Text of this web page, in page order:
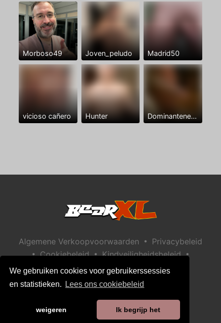
We gebruiken cookies voor gebruikerssessies
en statistieken.
Lees ons cookiebeleid
weigeren Ik begrijp het
Morboso49 Joven_peludo Madrid50
vicioso cañero Hunter Dominantenegro ya
Algemene Verkoopvoorwaarden • Privacybeleid
• Cookiebeleid • Kindveiligheidsbeleid •
Help / Contact